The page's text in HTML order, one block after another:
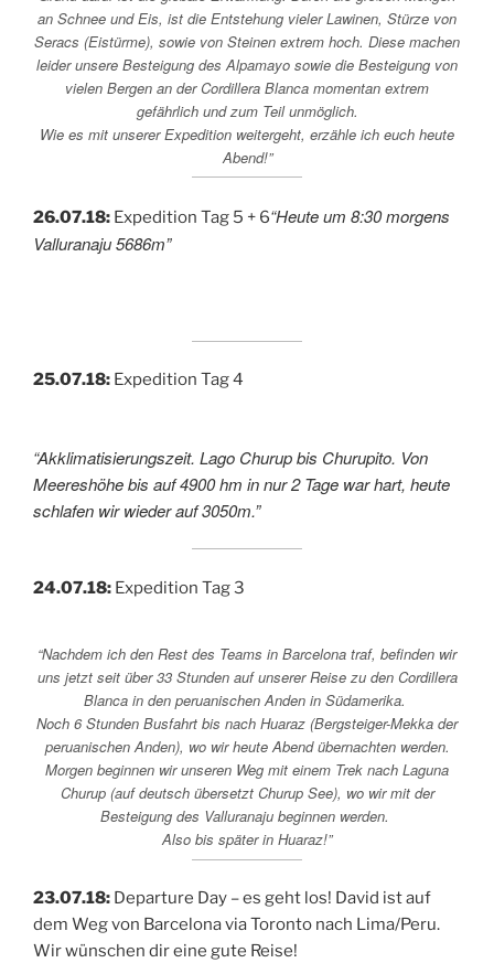
an Schnee und Eis, ist die Entstehung vieler Lawinen, Stürze von
Seracs (Eistürme), sowie von Steinen extrem hoch. Diese machen
leider unsere Besteigung des Alpamayo sowie die Besteigung von
vielen Bergen an der Cordillera Blanca momentan extrem
gefährlich und zum Teil unmöglich.
Wie es mit unserer Expedition weitergeht, erzähle ich euch heute
Abend!”
26.07.18: Expedition Tag 5 + 6“Heute um 8:30 morgens
Valluranaju 5686m”
25.07.18: Expedition Tag 4
“Akklimatisierungszeit. Lago Churup bis Churupito. Von
Meereshöhe bis auf 4900 hm in nur 2 Tage war hart, heute
schlafen wir wieder auf 3050m.”
24.07.18: Expedition Tag 3
“Nachdem ich den Rest des Teams in Barcelona traf, befinden wir
uns jetzt seit über 33 Stunden auf unserer Reise zu den Cordillera
Blanca in den peruanischen Anden in Südamerika.
Noch 6 Stunden Busfahrt bis nach Huaraz (Bergsteiger-Mekka der
peruanischen Anden), wo wir heute Abend übernachten werden.
Morgen beginnen wir unseren Weg mit einem Trek nach Laguna
Churup (auf deutsch übersetzt Churup See), wo wir mit der
Besteigung des Valluranaju beginnen werden.
Also bis später in Huaraz!”
23.07.18: Departure Day – es geht los! David ist auf
dem Weg von Barcelona via Toronto nach Lima/Peru.
Wir wünschen dir eine gute Reise!